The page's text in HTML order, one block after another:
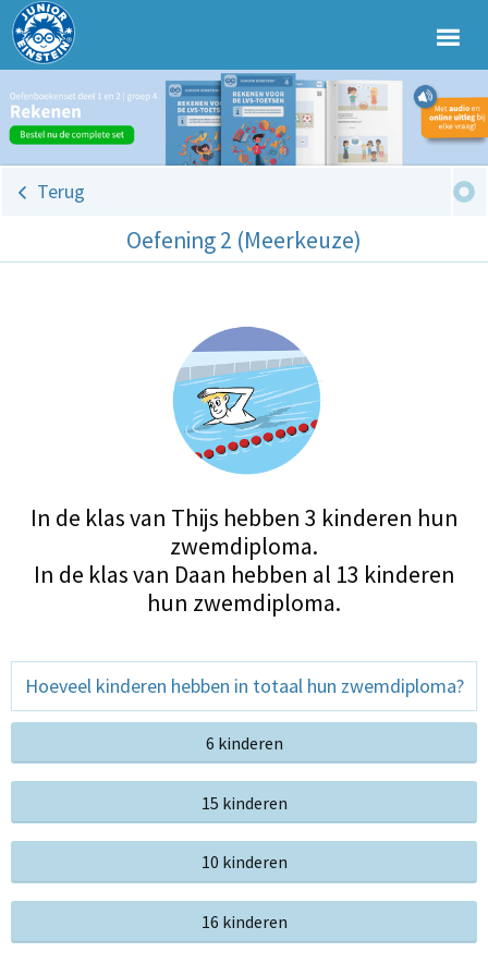
Terug
Oefening 2 (Meerkeuze)
In de klas van Thijs hebben 3 kinderen hun
zwemdiploma.
In de klas van Daan hebben al 13 kinderen
hun zwemdiploma.
Hoeveel kinderen hebben in totaal hun zwemdiploma?
6 kinderen
15 kinderen
10 kinderen
16 kinderen